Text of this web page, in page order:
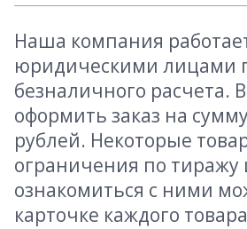
Наша компания
юридическими лицами
безналичного расчета.
оформить заказ на
рублей. Некоторые
ограничения по тиражу
ознакомиться с ними
карточке каждого